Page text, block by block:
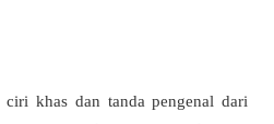
ciri khas dan tanda pengenal dari